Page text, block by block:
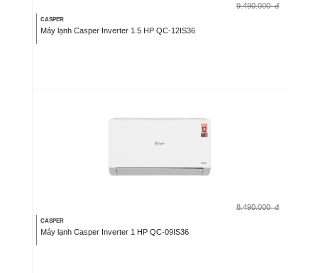
9.490.000 đ
CASPER
Máy lạnh Casper Inverter 1.5 HP QC-12IS36
8.490.000 đ
CASPER
Máy lạnh Casper Inverter 1 HP QC-09IS36